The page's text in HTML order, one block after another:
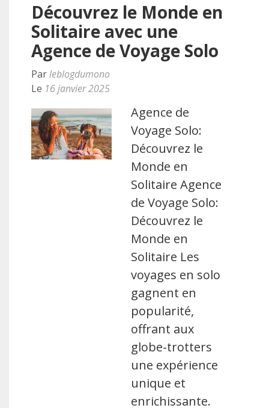
Découvrez le Monde en
Solitaire avec une
Agence de Voyage Solo
Parleblogdumono
Le 16 janvier 2025
Agence de
Voyage Solo:
Découvrez le
Monde en
Solitaire Agence
de Voyage Solo:
Découvrez le
Monde en
Solitaire Les
voyages en solo
gagnent en
popularité,
offrant aux
globe-trotters
une expérience
unique et
enrichissante.